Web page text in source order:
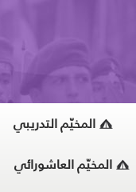
المخيّم التدريبي
المخيّم العاشورائي